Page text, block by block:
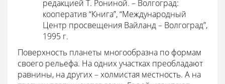
редакцией Т. Рониной. – Волгоград:
кооператив “Книга”, “Международный
Центр просвещения Вайланд – Волгоград”,
1995 г.
Поверхность планеты многообразна по формам
своего рельефа. На одних участках преобладают
равнины, на других – холмистая местность. А на